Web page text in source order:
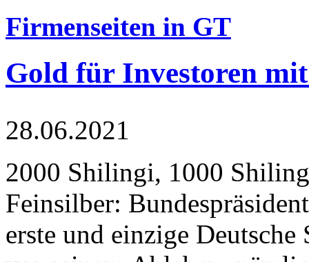
Firmenseiten in GT
Gold für Investoren
28.06.2021
2000 Shilingi, 1000
Feinsilber:
erste und einzige Deutsche